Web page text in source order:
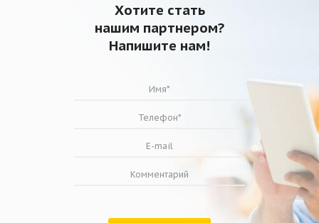
Хотите стать
нашим партнером?
Напишите нам!